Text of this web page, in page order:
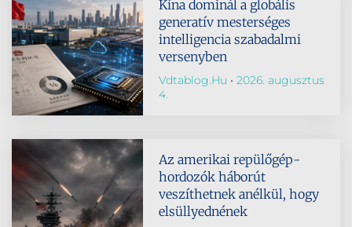
Kína dominál a globális
generatív mesterséges
intelligencia szabadalmi
versenyben
Vdtablog.hu
2026. augusztus
4.
Az amerikai repülőgép-
hordozók háborút
veszíthetnek anélkül, hogy
elsüllyednének